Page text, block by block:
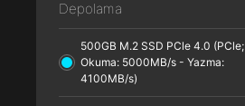
Depolama
500GB M.2 SSD PCle 4.0 (PCle;
Okuma: 5000MB/s - Yazma:
4100MB/s)